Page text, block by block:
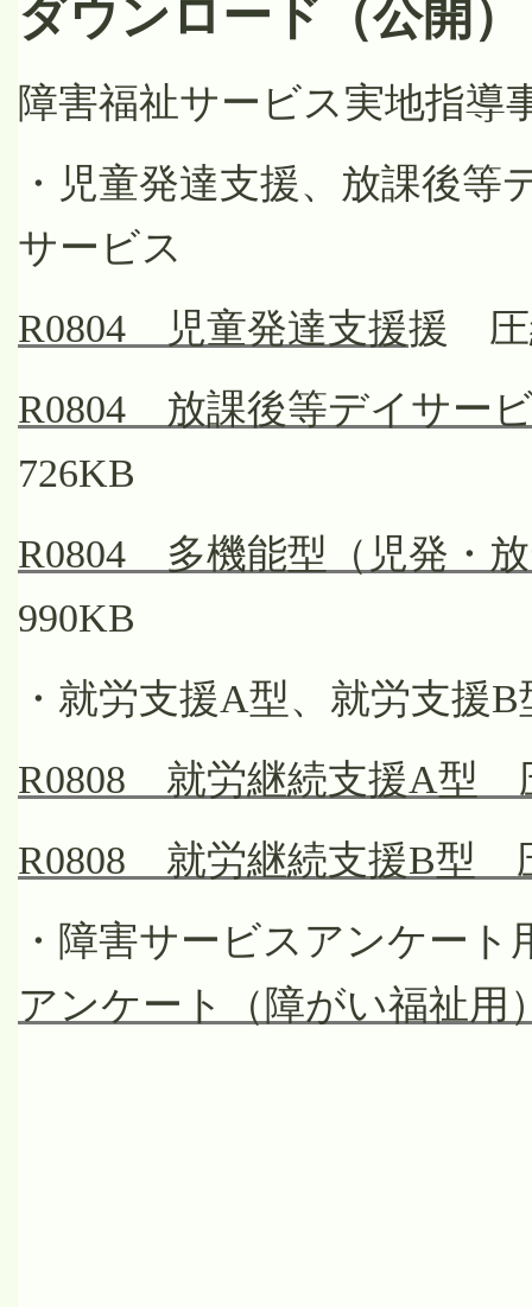
ダウンロード（公開）
障害福祉サービス実地指導
・児童発達支援、放課後等
サービス
R0804 児童発達支援援 圧
R0804 放課後等デイサー
726KB
R0804 多機能型（児発・
990KB
・就労支援A型、就労支援B
R0808 就労継続支援A型
R0808 就労継続支援B型
・障害サービスアンケート
アンケート（障がい福祉用